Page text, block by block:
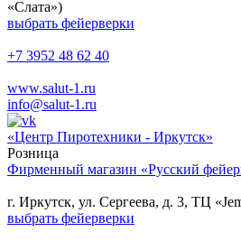
«Слата»)
выбрать фейерверки
+7 3952 48 62 40
www.salut-1.ru
info@salut-1.ru
«Центр Пиротехники - Иркутск»
Розница
Фирменный магазин «Русский
г. Иркутск, ул. Сергеева, д. 3, ТЦ
выбрать фейерверки